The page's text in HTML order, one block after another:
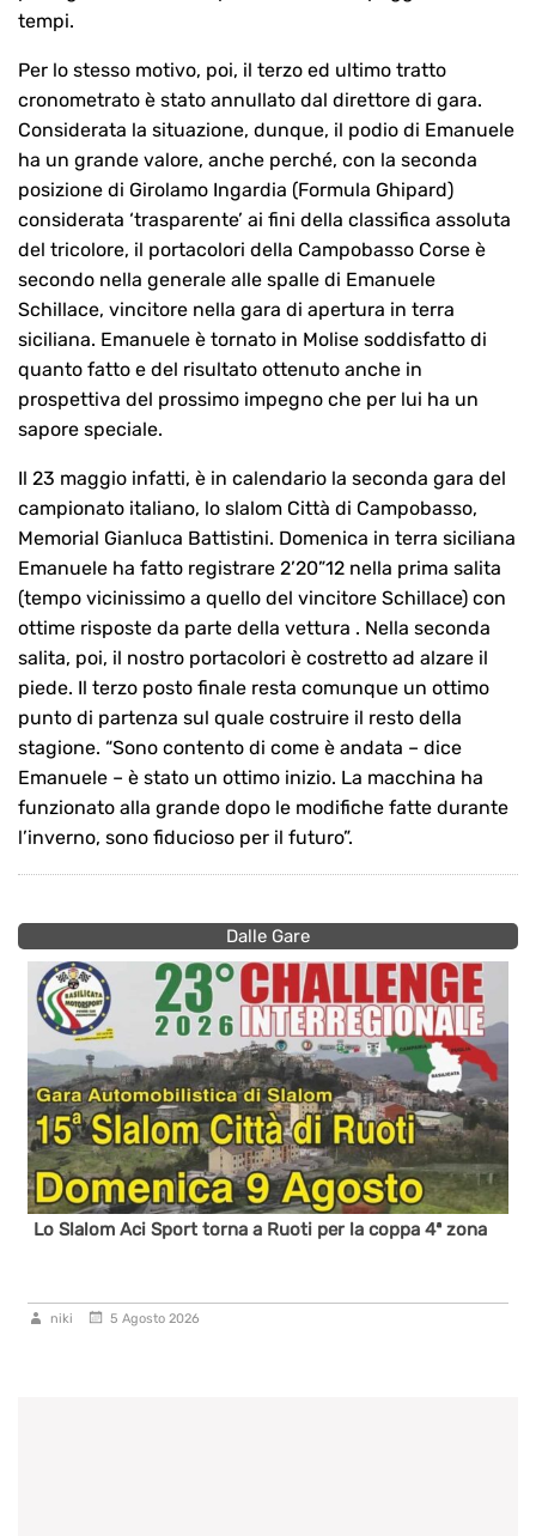
tempi.
Per lo stesso motivo, poi, il terzo ed ultimo tratto
cronometrato è stato annullato dal direttore di gara.
Considerata la situazione, dunque, il podio di Emanuele
ha un grande valore, anche perché, con la seconda
posizione di Girolamo Ingardia (Formula Ghipard)
considerata ‘trasparente’ ai fini della classifica assoluta
del tricolore, il portacolori della Campobasso Corse è
secondo nella generale alle spalle di Emanuele
Schillace, vincitore nella gara di apertura in terra
siciliana. Emanuele è tornato in Molise soddisfatto di
quanto fatto e del risultato ottenuto anche in
prospettiva del prossimo impegno che per lui ha un
sapore speciale.
Il 23 maggio infatti, è in calendario la seconda gara del
campionato italiano, lo slalom Città di Campobasso,
Memorial Gianluca Battistini. Domenica in terra siciliana
Emanuele ha fatto registrare 2’20”12 nella prima salita
(tempo vicinissimo a quello del vincitore Schillace) con
ottime risposte da parte della vettura . Nella seconda
salita, poi, il nostro portacolori è costretto ad alzare il
piede. Il terzo posto finale resta comunque un ottimo
punto di partenza sul quale costruire il resto della
stagione. “Sono contento di come è andata – dice
Emanuele – è stato un ottimo inizio. La macchina ha
funzionato alla grande dopo le modifiche fatte durante
l’inverno, sono fiducioso per il futuro”.
Dalle Gare
Lo Slalom Aci Sport torna a Ruoti per la coppa 4ª zona
niki 5 Agosto 2026